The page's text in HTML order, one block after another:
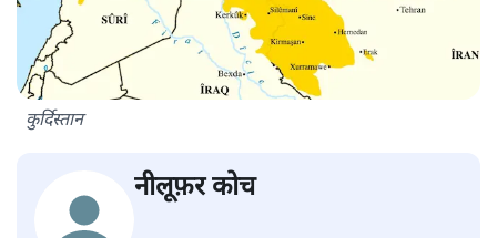
कुर्दिस्तान
नीलूफ़र कोच